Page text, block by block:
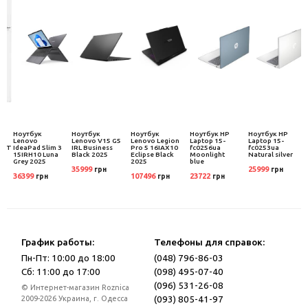
Ноутбук
Lenovo
IdeaPad Slim 3
15IRH10 Luna
Grey 2025
36399 грн
Ноутбук
Lenovo V15 G5
IRL Business
Black 2025
35999 грн
Ноутбук
Lenovo Legion
Pro 5 16IAX10
Eclipse Black
2025
107496 грн
Ноутбук HP
Laptop 15-
fc0256ua
Moonlight
blue
23722 грн
Ноутбук HP
Laptop 15-
fc0253ua
Natural silver
25999 грн
График работы:
Пн-Пт: 10:00 до 18:00
Сб: 11:00 до 17:00
© Интернет-магазин Roznica
2009-2026 Украина, г. Одесса
Телефоны для справок:
(048) 796-86-03
(098) 495-07-40
(096) 531-26-08
(093) 805-41-97